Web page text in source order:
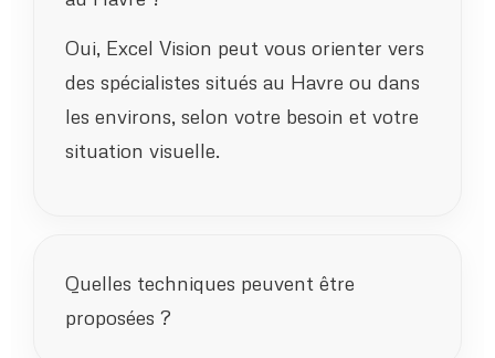
Oui, Excel Vision peut vous orienter vers
des spécialistes situés au Havre ou dans
les environs, selon votre besoin et votre
situation visuelle.
Quelles techniques peuvent être
proposées ?